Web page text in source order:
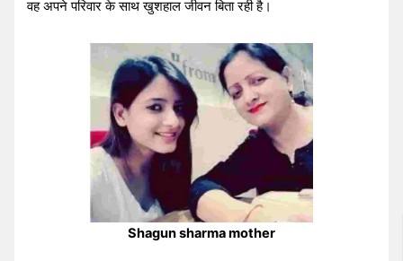
वह अपने परिवार के साथ खुशहाल जीवन बिता रही है।
Shagun sharma mother